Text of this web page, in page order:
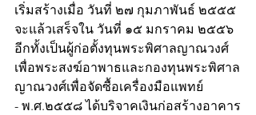
เริ่มสร้างเมื่อ วันที่ ๒๗ กุมภาพันธ์ ๒๕๕๕
จะแล้วเสร็จใน วันที่ ๑๕ มกราคม ๒๕๕๖
อีกทั้งเป็นผู้ก่อตั้งทุนพระพิศาลญาณวงศ์
เพื่อพระสงฆ์อาพาธและกองทุนพระพิศาล
ญาณวงศ์เพื่อจัดซื้อเครื่องมือแพทย์
- พ.ศ.๒๕๕๘ ได้บริจาคเงินก่อสร้างอาคาร